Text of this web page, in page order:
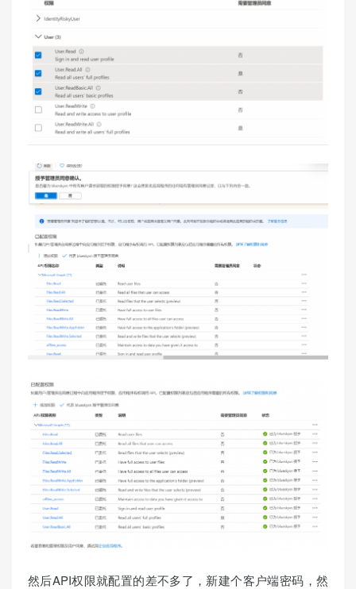
然后API权限就配置的差不多了，新建个客户端密码，然